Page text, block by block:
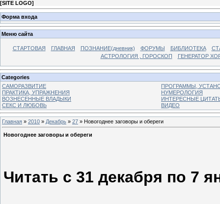
[SITE LOGO]
Форма входа
Меню сайта
СТАРТОВАЯ ГЛАВНАЯ ПОЗНАНИЕ(дневник) ФОРУМЫ БИБЛИОТЕКА
АСТРОЛОГИЯ , ГОРОСКОП
ГЕНЕРАТОР
Categories
САМОРАЗВИТИЕ
ПРОГРАММЫ,
ПРАКТИКА, УПРАЖНЕНИЯ
НУМЕРОЛОГИЯ
ВОЗНЕСЕННЫЕ ВЛАДЫКИ
ИНТЕРЕСНЫЕ
СЕКС И ЛЮБОВЬ
ВИДЕО
Главная » 2010 » Декабрь » 27 » Новогоднее заговоры и обереги
Новогоднее заговоры и обереги
Читать с 31 декабря по 7